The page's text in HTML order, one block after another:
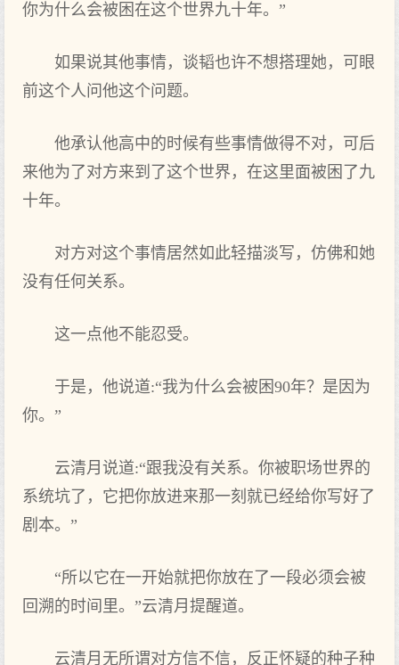
你为什么会被困在这个世界九十年。”
如果说其他事情，谈韬也许不想搭理她，可眼
前这个人问他这个问题。
他承认他高中的时候有些事情做得不对，可后
来他为了对方来到了这个世界，在这里面被困了九
十年。
对方对这个事情居然如此轻描淡写，仿佛和她
没有任何关系。
这一点他不能忍受。
于是，他说道:“我为什么会被困90年？是因为
你。”
云清月说道:“跟我没有关系。你被职场世界的
系统坑了，它把你放进来那一刻就已经给你写好了
剧本。”
“所以它在一开始就把你放在了一段必须会被
回溯的时间里。”云清月提醒道。
云清月无所谓对方信不信，反正怀疑的种子种